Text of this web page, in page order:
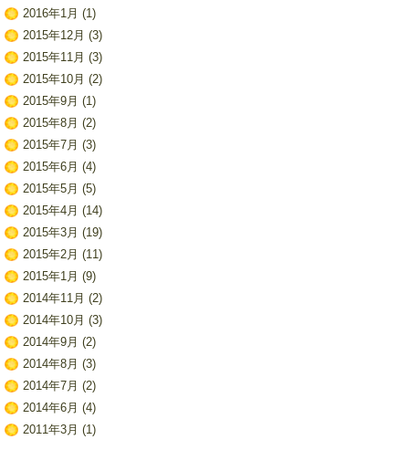
2016年1月 (1)
2015年12月 (3)
2015年11月 (3)
2015年10月 (2)
2015年9月 (1)
2015年8月 (2)
2015年7月 (3)
2015年6月 (4)
2015年5月 (5)
2015年4月 (14)
2015年3月 (19)
2015年2月 (11)
2015年1月 (9)
2014年11月 (2)
2014年10月 (3)
2014年9月 (2)
2014年8月 (3)
2014年7月 (2)
2014年6月 (4)
2011年3月 (1)